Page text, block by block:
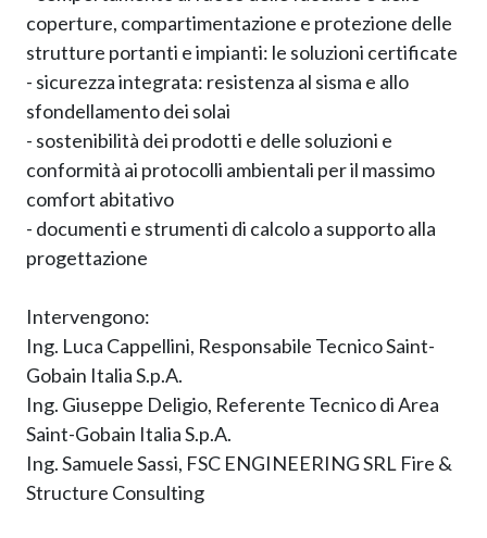
coperture, compartimentazione e protezione delle
strutture portanti e impianti: le soluzioni certificate
- sicurezza integrata: resistenza al sisma e allo
sfondellamento dei solai
- sostenibilità dei prodotti e delle soluzioni e
conformità ai protocolli ambientali per il massimo
comfort abitativo
- documenti e strumenti di calcolo a supporto alla
progettazione
Intervengono:
Ing. Luca Cappellini, Responsabile Tecnico Saint-
Gobain Italia S.p.A.
Ing. Giuseppe Deligio, Referente Tecnico di Area
Saint-Gobain Italia S.p.A.
Ing. Samuele Sassi, FSC ENGINEERING SRL Fire &
Structure Consulting